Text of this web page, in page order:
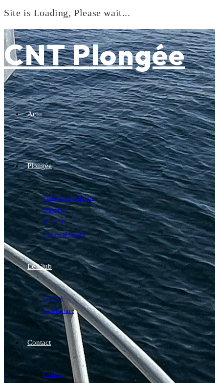
Site is Loading, Please wait...
to
content
CNT Plongée
Actu
Plongée
Plongée exploration
Baptême
N1 et N2
Site de plongées
Le Club
Le Club
La structure
Contact
Contact